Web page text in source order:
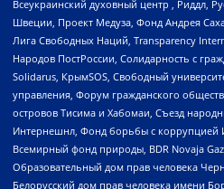
Всеукраинский духовный центр , Риддл,
Швеции, Проект Медуза, Фонд Андрея
Лига Свободных Наций, Transparеncy
Народов ПостРоссии, Солидарность с
Solidarus, КрымSOS, Свободный
управления, Форум гражданского
островов Тисима и Хабомаи, Съезд
Интернешнл, Фонд борьбы с коррупцией
Всемирный фонд природы, BDR Novaja
Образовательный дом прав человека
Белорусский дом прав человека имени